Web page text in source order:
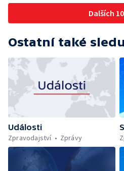
Dalších
Ostatní také
Události
Zpravodajství
Zprávy